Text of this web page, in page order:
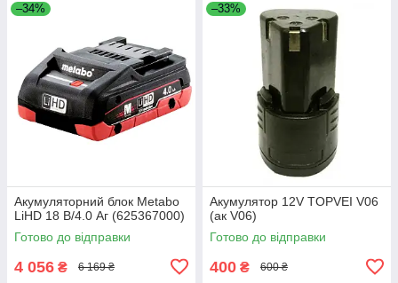
–34%
Акумуляторний блок Metabo
LiHD 18 В/4.0 Аг (625367000)
Готово до відправки
4 056 ₴ 6 169 ₴
–33%
Акумулятор 12V TOPVEI V06
(ак V06)
Готово до відправки
400 ₴ 600 ₴